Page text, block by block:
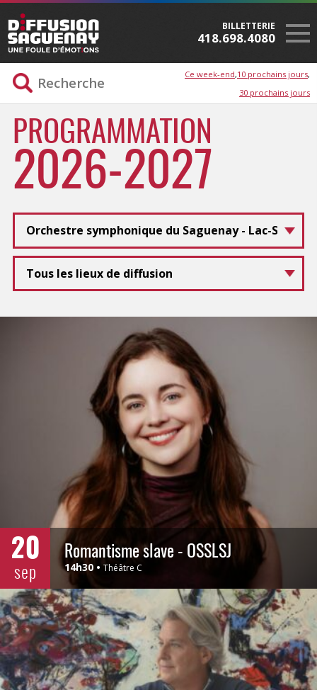
BILLETTERIE
418.698.4080
Ce week-end 10 prochains jours
30 prochains jours
PROGRAMMATION
2026-2027
20
sep
Romantisme slave - OSSLSJ
14h30 Théâtre C